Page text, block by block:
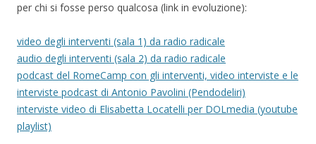
per chi si fosse perso qualcosa (link in evoluzione):
video degli interventi (sala 1) da radio radicale
audio degli interventi (sala 2) da radio radicale
podcast del RomeCamp con gli interventi, video interviste e le
interviste podcast di Antonio Pavolini (Pendodeliri)
interviste video di Elisabetta Locatelli per DOLmedia (youtube
playlist)